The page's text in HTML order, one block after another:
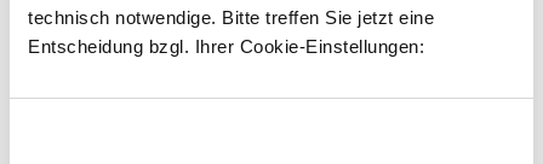
technisch notwendige. Bitte treffen Sie jetzt eine
Entscheidung bzgl. Ihrer Cookie-Einstellungen:
Statt:1.931,36 €(3%gespart)